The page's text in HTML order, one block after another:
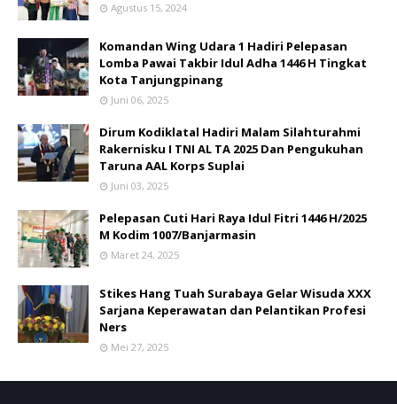
Agustus 15, 2024
Komandan Wing Udara 1 Hadiri Pelepasan
Lomba Pawai Takbir Idul Adha 1446 H Tingkat
Kota Tanjungpinang
Juni 06, 2025
Dirum Kodiklatal Hadiri Malam Silahturahmi
Rakernisku I TNI AL TA 2025 Dan Pengukuhan
Taruna AAL Korps Suplai
Juni 03, 2025
Pelepasan Cuti Hari Raya Idul Fitri 1446 H/2025
M Kodim 1007/Banjarmasin
Maret 24, 2025
Stikes Hang Tuah Surabaya Gelar Wisuda XXX
Sarjana Keperawatan dan Pelantikan Profesi
Ners
Mei 27, 2025